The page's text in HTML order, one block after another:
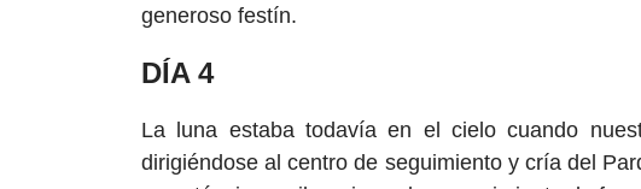
generoso festín.
DÍA 4
La luna estaba todavía en el cielo cuando
dirigiéndose al centro de seguimiento y cría del